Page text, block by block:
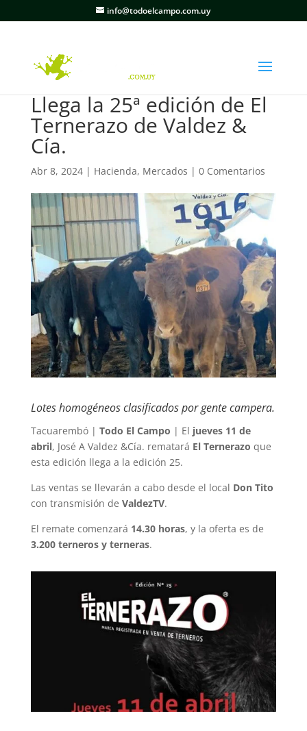
info@todoelcampo.com.uy
Llega la 25ª edición de El
Ternerazo de Valdez &
Cía.
Abr 8, 2024| Hacienda, Mercados | 0 Comentarios
Lotes homogéneos clasificados por gente campera.
Tacuarembó | Todo El Campo | El jueves 11 de
abril, José A Valdez &Cía. rematará El Ternerazo que
esta edición llega a la edición 25.
Las ventas se llevarán a cabo desde el local Don Tito
con transmisión de ValdezTV.
El remate comenzará 14.30 horas, y la oferta es de
3.200 terneros y terneras.